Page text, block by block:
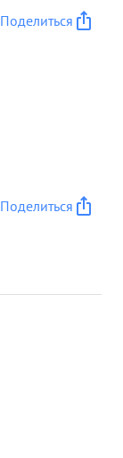
Поделиться
Поделиться